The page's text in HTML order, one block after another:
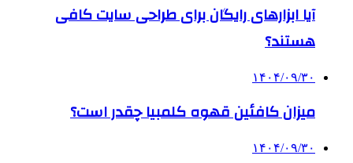
آیا ابزارهای رایگان برای طراحی سایت کافی
هستند؟
۱۴۰۴/۰۹/۳۰
میزان کافئین قهوه کلمبیا چقدر است؟
۱۴۰۴/۰۹/۳۰